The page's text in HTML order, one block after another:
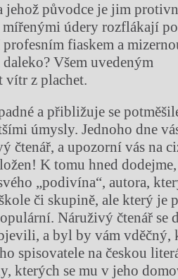
jehož původce je jim
údery rozflákají
fiaskem a
Všem uvedeným
vítr z plachet.
a přibližuje se
úmysly. Jednoho dne
čtenář, a upozorní vás na
K tomu hned dodejme,
„podivína“, autora,
či skupině, ale který je
Náruživý čtenář se
a byl by vám vděčný,
spisovatele na českou
kterých se mu v jeho